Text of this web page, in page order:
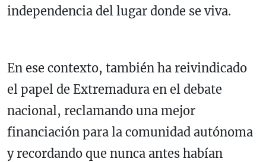
independencia del lugar donde se viva.
En ese contexto, también ha reivindicado
el papel de Extremadura en el debate
nacional, reclamando una mejor
financiación para la comunidad autónoma
y recordando que nunca antes habían